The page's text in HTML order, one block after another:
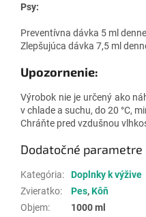
Psy:
Preventívna dávka 5 ml denne
Zlepšujúca dávka 7,5 ml
Upozornenie:
Výrobok nie je určený ako
v chlade a suchu, do 20 °C,
Chráňte pred vzdušnou
Dodatočné parametre
Kategória:
Doplnky k výžive
Zvieratko: Pes,Kôň
Objem: 1000 ml